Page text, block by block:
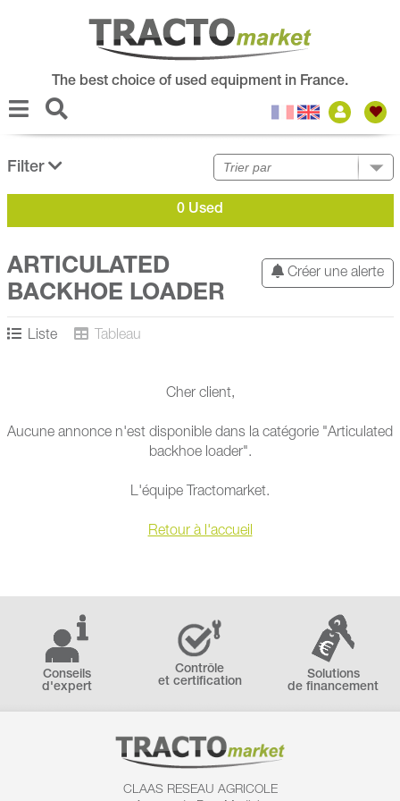
The best choice of used equipment in France.
Filter
0 Used
Créer une alerte
ARTICULATED
BACKHOE LOADER
Liste Tableau
Cher client,
Aucune annonce n'est disponible dans la catégorie "Articulated
backhoe loader".
L'équipe Tractomarket.
Retour à l'accueil
Conseils
d'expert
Contrôle
et certification
Solutions
de financement
CLAAS RESEAU AGRICOLE